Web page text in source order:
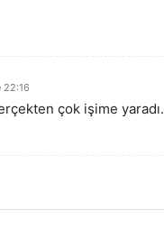
22:16
çok işime yaradı.